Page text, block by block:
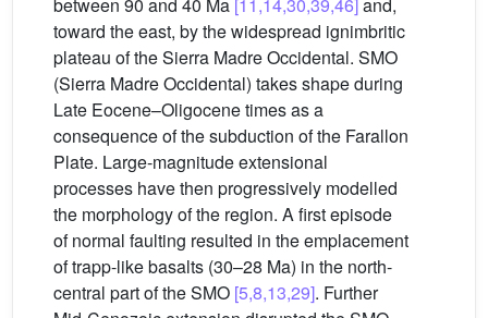
toward the east, by the widespread ignimbritic
plateau of the Sierra Madre Occidental. SMO
(Sierra Madre Occidental) takes shape during
Late Eocene–Oligocene times as a
consequence of the subduction of the Farallon
Plate. Large-magnitude extensional
processes have then progressively modelled
the morphology of the region. A first episode
of normal faulting resulted in the emplacement
of trapp-like basalts (30–28 Ma) in the north-
central part of the SMO [5,8,13,29]. Further